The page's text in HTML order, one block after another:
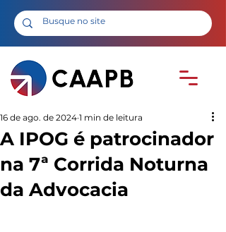
A IPOG é patrocinador
na 7ª Corrida Noturna
da Advocacia
16 de ago. de 2024 1 min de leitura